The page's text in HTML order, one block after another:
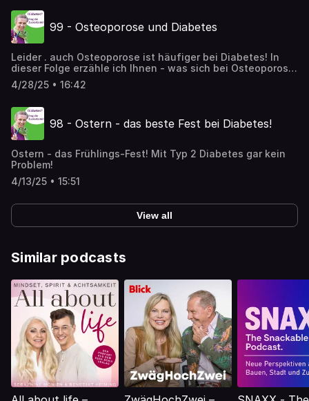
99 - Osteoporose und Diabetes
Leider . auch Osteoporose ist häufiger bei Diabetes! In
dieser Folge erzähle ich Ihnen - was sich bei Osteoporose
geändert hat - zum Glück!! - was Sie selbst tun können -
welche Untersuchung Sie wann brauchen - und wie
4/28/25 • 16:42
98 - Ostern - das beste Fest bei Diabetes!
Ostern - das Frühlings-Fest! Mit Typ 2 Diabetes gar kein
Problem!
4/13/25 • 15:51
View all
Similar podcasts